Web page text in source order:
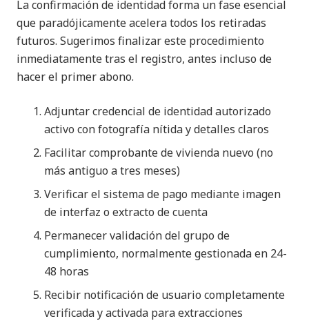
La confirmación de identidad forma un fase esencial
que paradójicamente acelera todos los retiradas
futuros. Sugerimos finalizar este procedimiento
inmediatamente tras el registro, antes incluso de
hacer el primer abono.
Adjuntar credencial de identidad autorizado
activo con fotografía nítida y detalles claros
Facilitar comprobante de vivienda nuevo (no
más antiguo a tres meses)
Verificar el sistema de pago mediante imagen
de interfaz o extracto de cuenta
Permanecer validación del grupo de
cumplimiento, normalmente gestionada en 24-
48 horas
Recibir notificación de usuario completamente
verificada y activada para extracciones